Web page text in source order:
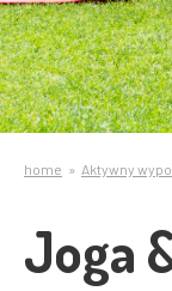
home Aktywny
Joga